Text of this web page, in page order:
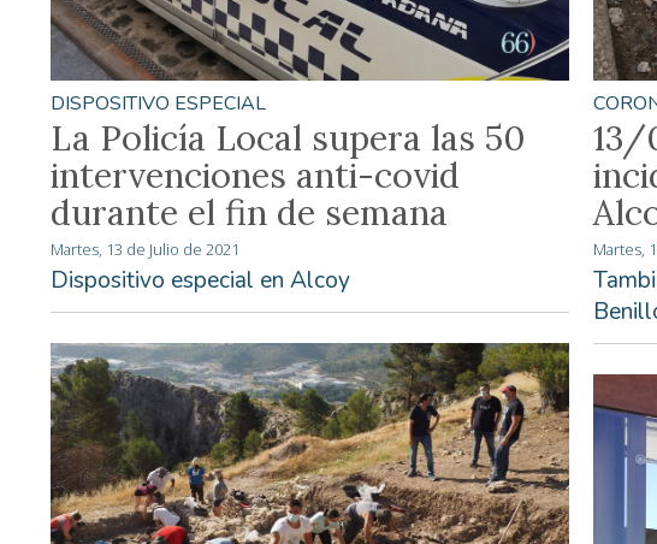
DISPOSITIVO ESPECIAL
La Policía Local supera las 50
intervenciones anti-covid
durante el fin de semana
Martes, 13 de Julio de 2021
Dispositivo especial en Alcoy
13/
Martes,